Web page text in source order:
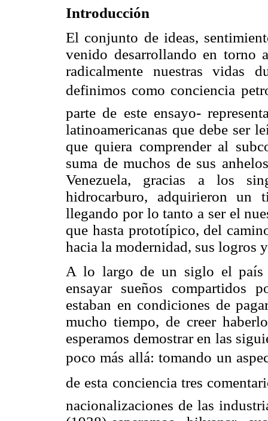
Introducción
El conjunto de ideas,
venido desarrollando en torno
radicalmente nuestras vidas
definimos como conciencia
parte de este ensayo-
latinoamericanas que debe ser
que quiera comprender al
suma de muchos de sus
Venezuela, gracias a los
hidrocarburo, adquirieron
llegando por lo tanto a ser el
que hasta prototípico, del
hacia la modernidad, sus logros
A lo largo de un siglo el país
ensayar sueños compartidos
estaban en condiciones de
mucho tiempo, de creer
esperamos demostrar en las
poco más allá: tomando un
de esta conciencia tres
nacionalizaciones de las